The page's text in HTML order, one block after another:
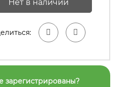
Нет в наличии
зарегистрированы?